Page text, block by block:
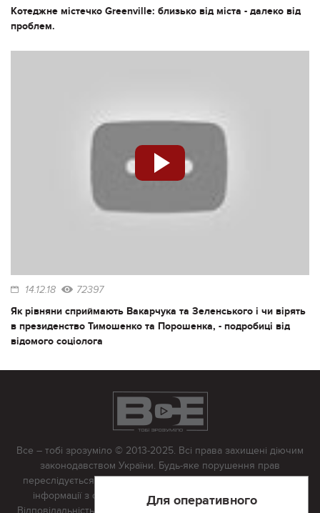
Котеджне містечко Greenville: близько від міста - далеко від
проблем.
14.12.18 72397
Як рівняни сприймають Вакарчука та Зеленського і чи вірять
в президенство Тимошенко та Порошенка, - подробиці від
відомого соціолога
Для оперативного
Все – тобі зрозуміло © 2013-2025. Всі права захищені діючим
законодавством України. Будь-яке порушення прав
переслідується в судовому порядку. Будь-яке відтворення
інформації з сайту тільки з письмово дозволу редакції.
Відповідальність за достовірність усіх матеріалів, розміщених